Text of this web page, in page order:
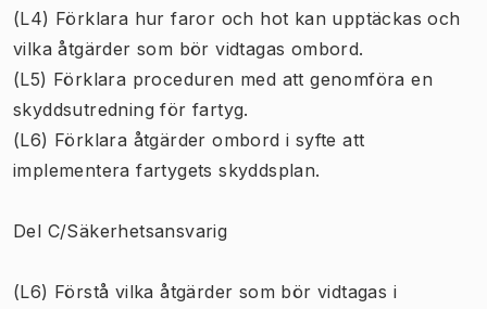
(L4) Förklara hur faror och hot kan upptäckas och
vilka åtgärder som bör vidtagas ombord.
(L5) Förklara proceduren med att genomföra en
skyddsutredning för fartyg.
(L6) Förklara åtgärder ombord i syfte att
implementera fartygets skyddsplan.
Del C/Säkerhetsansvarig
(L6) Förstå vilka åtgärder som bör vidtagas i